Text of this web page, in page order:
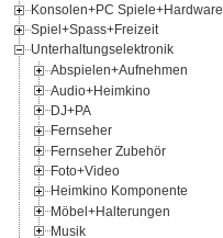
Konsolen+PC Spiele+Hardware
Spiel+Spass+Freizeit
Unterhaltungselektronik
Abspielen+Aufnehmen
Audio+Heimkino
DJ+PA
Fernseher
Fernseher Zubehör
Foto+Video
Heimkino Komponente
Möbel+Halterungen
Musik